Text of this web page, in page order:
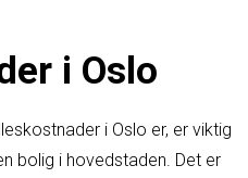
i Oslo
i Oslo er, er viktig
bolig i hovedstaden. Det er